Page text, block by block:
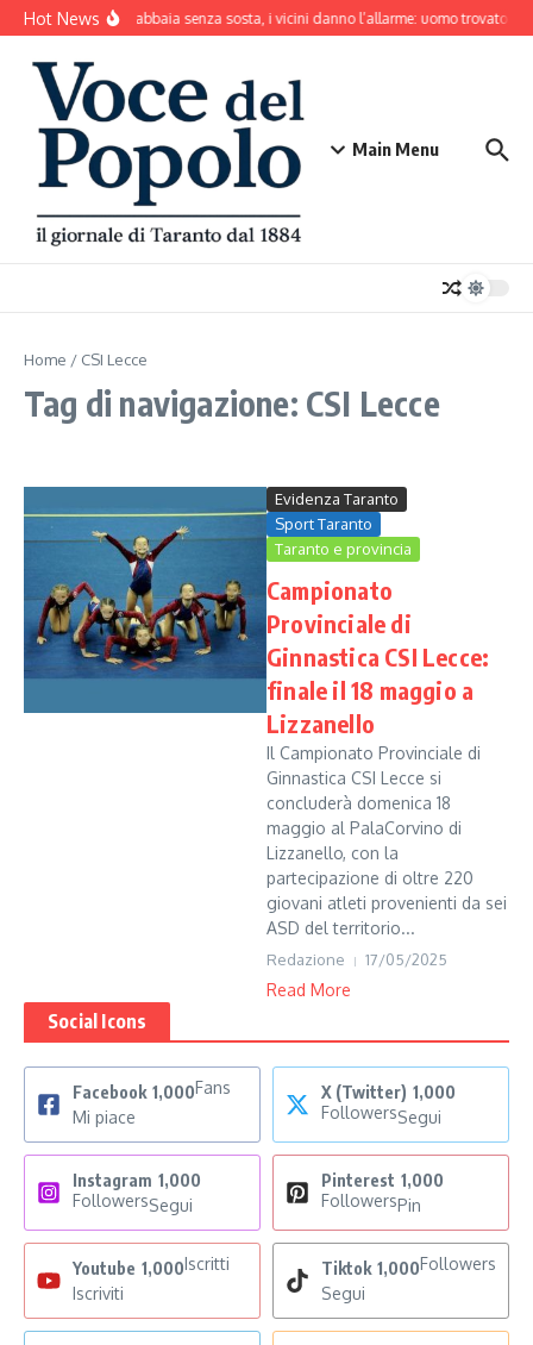
Salta al contenuto
Hot NewsIl cane abbaia senza sosta, i vicini danno l’allarme: uomo trovato
Main Menu
Home / CSI Lecce
Tag di navigazione: CSI Lecce
Evidenza Taranto
Sport Taranto
Taranto e provincia
Campionato
Provinciale di
Ginnastica CSI Lecce:
finale il 18 maggio a
Lizzanello
Il Campionato Provinciale di
Ginnastica CSI Lecce si
concluderà domenica 18
maggio al PalaCorvino di
Lizzanello, con la
partecipazione di oltre 220
giovani atleti provenienti da sei
ASD del territorio...
Redazione 17/05/2025
Read More
Social Icons
Facebook 1,000Fans
Mi piace
X (Twitter) 1,000
FollowersSegui
Instagram 1,000
FollowersSegui
Pinterest 1,000
FollowersPin
Youtube 1,000Iscritti
Iscriviti
Tiktok 1,000Followers
Segui